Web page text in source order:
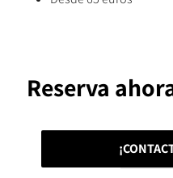
Reserva